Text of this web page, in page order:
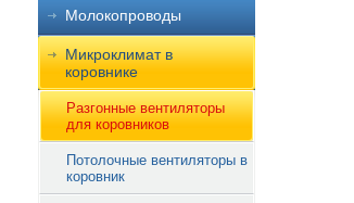
Молокопроводы
Микроклимат в
коровнике
Разгонные вентиляторы
для коровников
Потолочные вентиляторы в
коровник